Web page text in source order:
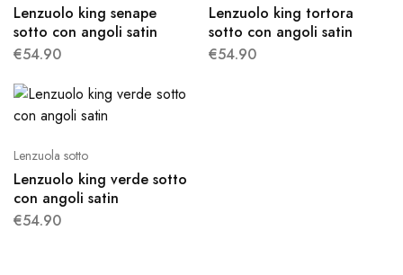
Lenzuolo king senape
sotto con angoli satin
€54.90
Lenzuolo king tortora
sotto con angoli satin
€54.90
Lenzuola sotto
Lenzuolo king verde sotto
con angoli satin
€54.90